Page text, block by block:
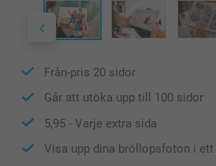
Från-pris 20 sidor
Går att utöka upp till 100 sidor
5,95 - Varje extra sida
Visa upp dina bröllopsfoton i ett